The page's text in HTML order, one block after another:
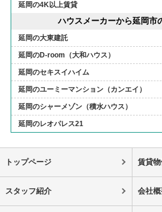
延岡の4K以上賃貸
ハウスメーカーから延岡市
延岡の大東建託
延岡のD-room（大和ハウス）
延岡のセキスイハイム
延岡のユーミーマンション（カンエイ）
延岡のシャーメゾン（積水ハウス）
延岡のレオパレス21
トップページ 賃貸
スタッフ紹介 会社